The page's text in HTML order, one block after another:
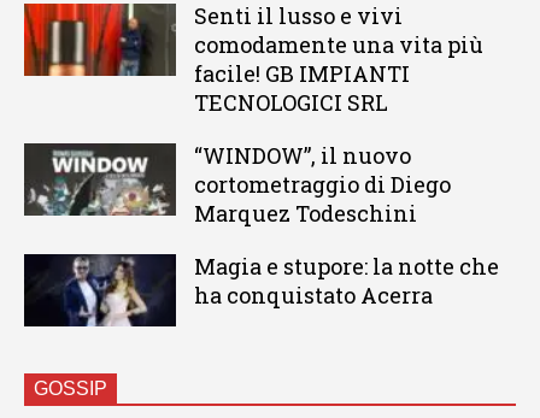
Senti il lusso e vivi
comodamente una vita più
facile! GB IMPIANTI
TECNOLOGICI SRL
“WINDOW”, il nuovo
cortometraggio di Diego
Marquez Todeschini
Magia e stupore: la notte che
ha conquistato Acerra
GOSSIP